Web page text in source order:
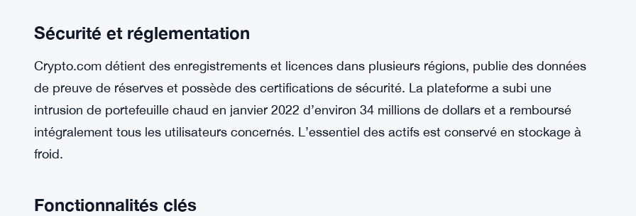
Sécurité et réglementation
Crypto.com détient des enregistrements et licences dans plusieurs régions, publie des données
de preuve de réserves et possède des certifications de sécurité. La plateforme a subi une
intrusion de portefeuille chaud en janvier 2022 d’environ 34 millions de dollars et a remboursé
intégralement tous les utilisateurs concernés. L’essentiel des actifs est conservé en stockage à
froid.
Fonctionnalités clés